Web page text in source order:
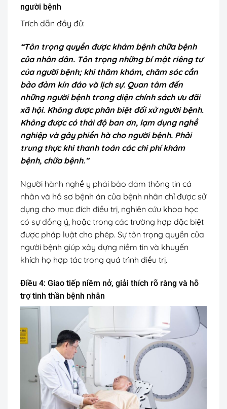
người bệnh
Trích dẫn đầy đủ:
“Tôn trọng quyền được khám bệnh chữa bệnh
của nhân dân. Tôn trọng những bí mật riêng tư
của người bệnh; khi thăm khám, chăm sóc cần
bảo đảm kín đáo và lịch sự. Quan tâm đến
những người bệnh trong diện chính sách ưu đãi
xã hội. Không được phân biệt đối xử người bệnh.
Không được có thái độ ban ơn, lạm dụng nghề
nghiệp và gây phiền hà cho người bệnh. Phải
trung thực khi thanh toán các chi phí khám
bệnh, chữa bệnh.”
Người hành nghề y phải bảo đảm thông tin cá
nhân và hồ sơ bệnh án của bệnh nhân chỉ được sử
dụng cho mục đích điều trị, nghiên cứu khoa học
có sự đồng ý, hoặc trong các trường hợp đặc biệt
được pháp luật cho phép. Sự tôn trọng quyền của
người bệnh giúp xây dựng niềm tin và khuyến
khích họ hợp tác trong quá trình điều trị.
Điều 4: Giao tiếp niềm nở, giải thích rõ ràng và hỗ
trợ tinh thần bệnh nhân